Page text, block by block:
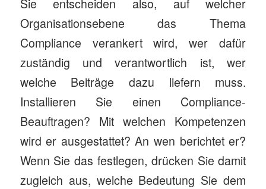
Sie entscheiden also, auf welcher
Organisationsebene das Thema
Compliance verankert wird, wer dafür
zuständig und verantwortlich ist, wer
welche Beiträge dazu liefern muss.
Installieren Sie einen Compliance-
Beauftragen? Mit welchen Kompetenzen
wird er ausgestattet? An wen berichtet er?
Wenn Sie das festlegen, drücken Sie damit
zugleich aus, welche Bedeutung Sie dem